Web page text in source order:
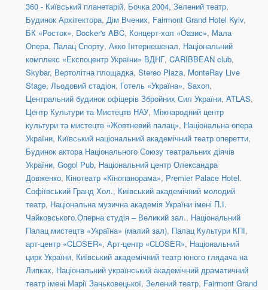
360 - Київський планетарій, Бочка 2004, Зелений театр,
Будинок Архітектора, Дім Вчених, Fairmont Grand Hotel Kyiv,
БК «Росток», Docker's ABC, Концерт-хол «Оазис», Мала
Опера, Палац Спорту, Акко Інтернешенал, Національний
комплекс «Експоцентр України» ВДНГ, CARIBBEAN club,
Skybar, Вертолітна площадка, Stereo Plaza, MonteRay Live
Stage, Льодовий стадіон, Готель «Україна», Saxon,
Центральний будинок офіцерів Збройних Сил України, ATLAS,
Центр Культури та Мистецтв НАУ, Міжнародний центр
культури та мистецтв «Жовтневий палац», Національна опера
України, Київський національний академічний театр оперетти,
Будинок актора Національного Союзу театральних діячів
України, Gogol Pub, Національний центр Олександра
Довженко, Кінотеатр «Кінопанорама», Premier Palace Hotel.
Софіївський Гранд Хол., Київський академічний молодий
театр, Національна музична академія України імені П.І.
Чайковського.Оперна студія – Великий зал., Національний
Палац мистецтв «Україна» (малий зал), Палац Культури КПІ,
арт-центр «CLOSER», Арт-центр «CLOSER», Національний
цирк України, Київський академічний театр юного глядача на
Липках, Національний український академічний драматичний
театр імені Марії Заньковецької, Зелений театр, Fairmont Grand